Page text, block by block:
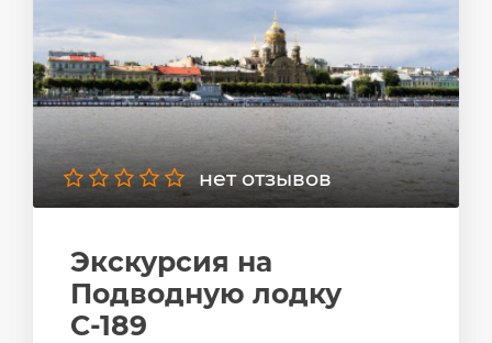
нет отзывов
Экскурсия на
Подводную лодку
С-189